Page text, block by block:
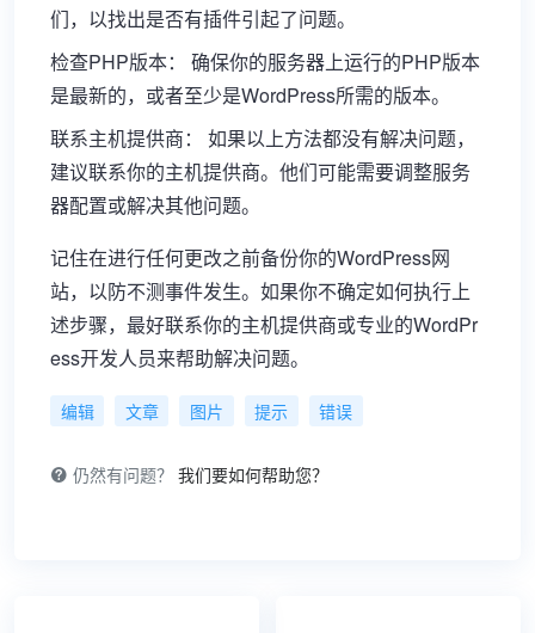
们，以找出是否有插件引起了问题。
检查PHP版本： 确保你的服务器上运行的PHP版本
是最新的，或者至少是WordPress所需的版本。
联系主机提供商： 如果以上方法都没有解决问题，
建议联系你的主机提供商。他们可能需要调整服务
器配置或解决其他问题。
记住在进行任何更改之前备份你的WordPress网
站，以防不测事件发生。如果你不确定如何执行上
述步骤，最好联系你的主机提供商或专业的WordPr
ess开发人员来帮助解决问题。
编辑 文章 图片 提示 错误
仍然有问题？ 我们要如何帮助您？